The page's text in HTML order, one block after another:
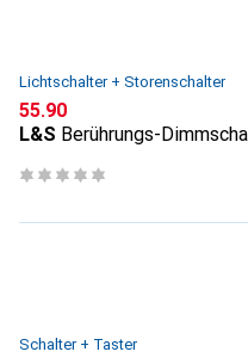
Lichtschalter + Storenschalter
CHF
55.90
L&S Berührungs-
Schalter + Taster